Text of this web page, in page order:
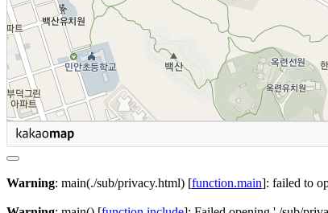
Warning: main(./sub/privacy.html) [function.main]: failed to